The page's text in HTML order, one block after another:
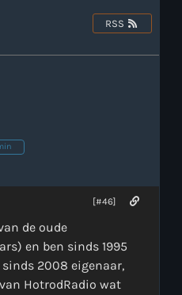
RSS
[#46]
de oude
en ben sinds 1995
2008 eigenaar,
HotrodRadio wat